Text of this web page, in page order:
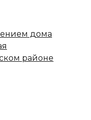
дома
районе